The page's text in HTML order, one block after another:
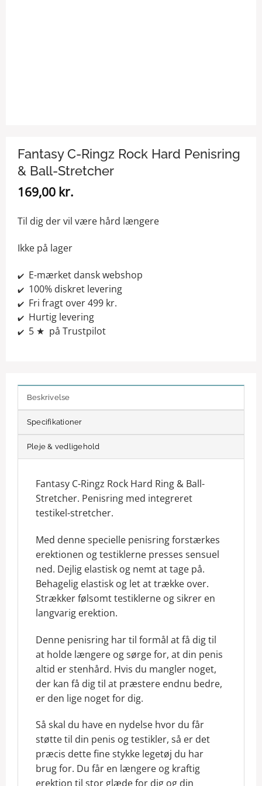
Fantasy C-Ringz Rock Hard Penisring
& Ball-Stretcher
169,00 kr.
Til dig der vil være hård længere
Ikke på lager
✔️E-mærket dansk webshop
✔️100% diskret levering
✔️Fri fragt over 499 kr.
✔️Hurtig levering
✔️5 ★ på Trustpilot
Beskrivelse
Specifikationer
Pleje & vedligehold
Fantasy C-Ringz Rock Hard Ring & Ball-
Stretcher. Penisring med integreret
testikel-stretcher.
Med denne specielle penisring forstærkes
erektionen og testiklerne presses sensuel
ned. Dejlig elastisk og nemt at tage på.
Behagelig elastisk og let at trække over.
Strækker følsomt testiklerne og sikrer en
langvarig erektion.
Denne penisring har til formål at få dig til
at holde længere og sørge for, at din penis
altid er stenhård. Hvis du mangler noget,
der kan få dig til at præstere endnu bedre,
er den lige noget for dig.
Så skal du have en nydelse hvor du får
støtte til din penis og testikler, så er det
præcis dette fine stykke legetøj du har
brug for. Du får en længere og kraftig
erektion til stor glæde for dig og din